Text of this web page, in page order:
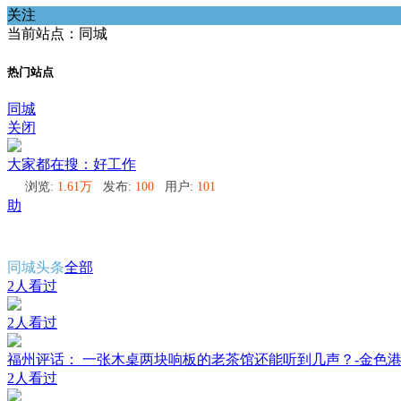
关注
当前站点：同城
热门站点
同城
关闭
大家都在搜：好工作
浏览: 1.61万 发布: 100 用户: 101
助
同城头条全部
2人看过
2人看过
福州评话： 一张木桌两块响板的老茶馆还能听到几声？-金色
2人看过